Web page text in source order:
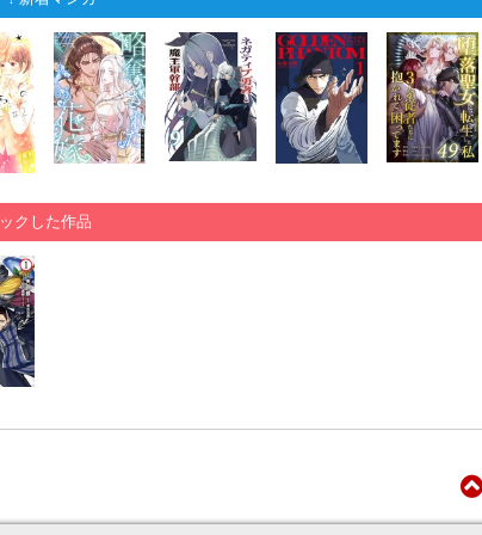
クした作品